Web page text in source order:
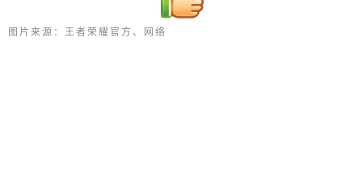
图片来源：王者荣耀官方、网络